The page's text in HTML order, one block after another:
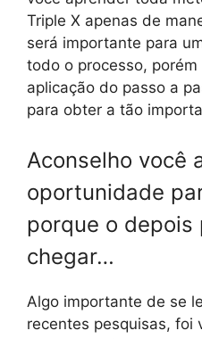
Triple X apenas de
será importante para
todo o processo,
aplicação do passo a
para obter a tão
Aconselho você
oportunidade
porque o depois
chegar…
Algo importante de se
recentes pesquisas, foi